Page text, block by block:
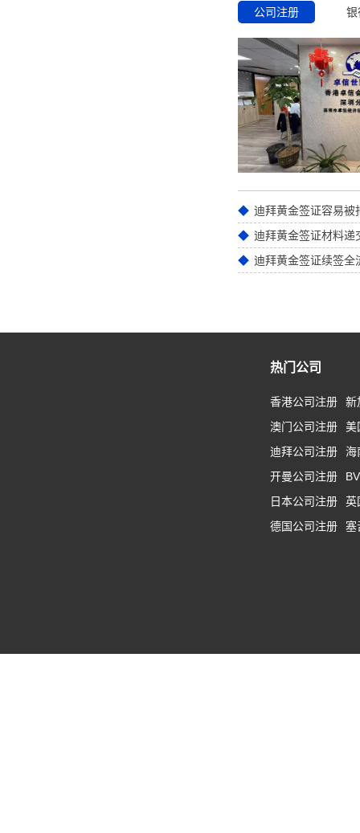
公司注册 银
迪拜黄金签证材料递
迪拜黄金签证续签全
热门公司
香港公司注册
新
澳门公司注册
美
迪拜公司注册
海
开曼公司注册
日本公司注册
英
德国公司注册
塞